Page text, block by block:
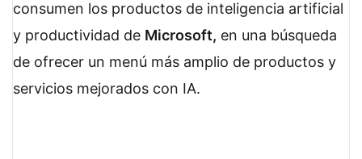
consumen los productos de inteligencia artificial
y productividad de Microsoft, en una búsqueda
de ofrecer un menú más amplio de productos y
servicios mejorados con IA.